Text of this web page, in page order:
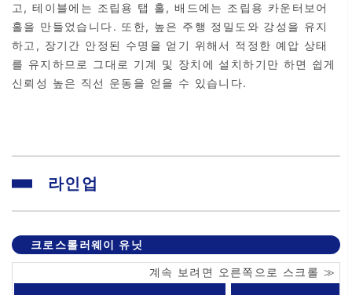
고, 테이블에는 조립용 탭 홀, 배드에는 조립용 카운터보어
홀을 만들었습니다. 또한, 높은 주행 정밀도와 강성을 유지
하고, 장기간 안정된 수명을 얻기 위해서 적정한 예압 상태
를 유지하므로 그대로 기계 및 장치에 설치하기만 하면 쉽게
신뢰성 높은 직선 운동을 얻을 수 있습니다.
라인업
크로스롤러웨이 유닛